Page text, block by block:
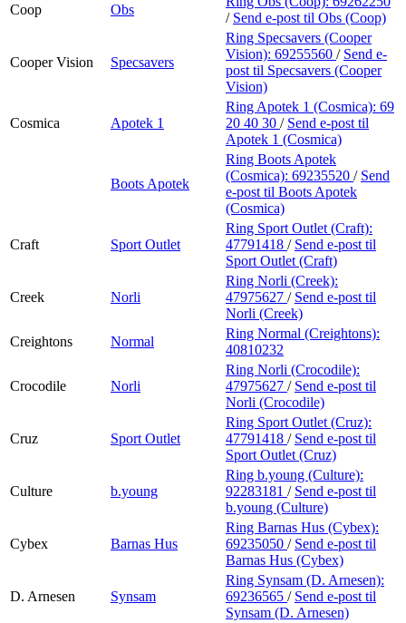
Coop Obs
/ Send e-post til Obs (Coop)
Cooper Vision Specsavers
Ring Specsavers (Cooper
Vision): 69255560 / Send e-
post til Specsavers (Cooper
Vision)
Cosmica Apotek 1
Ring Apotek 1 (Cosmica): 69
20 40 30 / Send e-post til
Apotek 1 (Cosmica)
Boots Apotek
Ring Boots Apotek
(Cosmica): 69235520 / Send
e-post til Boots Apotek
(Cosmica)
Craft Sport Outlet
Ring Sport Outlet (Craft):
47791418 / Send e-post til
Sport Outlet (Craft)
Creek Norli
Ring Norli (Creek):
47975627 / Send e-post til
Norli (Creek)
Creightons
Normal
Ring Normal (Creightons):
40810232
Crocodile Norli
Ring Norli (Crocodile):
47975627 / Send e-post til
Norli (Crocodile)
Cruz Sport Outlet
Ring Sport Outlet (Cruz):
47791418 / Send e-post til
Sport Outlet (Cruz)
Culture b.young
Ring b.young (Culture):
92283181 / Send e-post til
b.young (Culture)
Cybex Barnas Hus
Ring Barnas Hus (Cybex):
69235050 / Send e-post til
Barnas Hus (Cybex)
D. Arnesen Synsam
Ring Synsam (D. Arnesen):
69236565 / Send e-post til
Synsam (D. Arnesen)